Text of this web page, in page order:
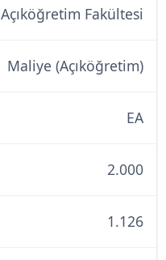
Açıköğretim Fakültesi
Maliye (Açıköğretim)
EA
2.000
1.126